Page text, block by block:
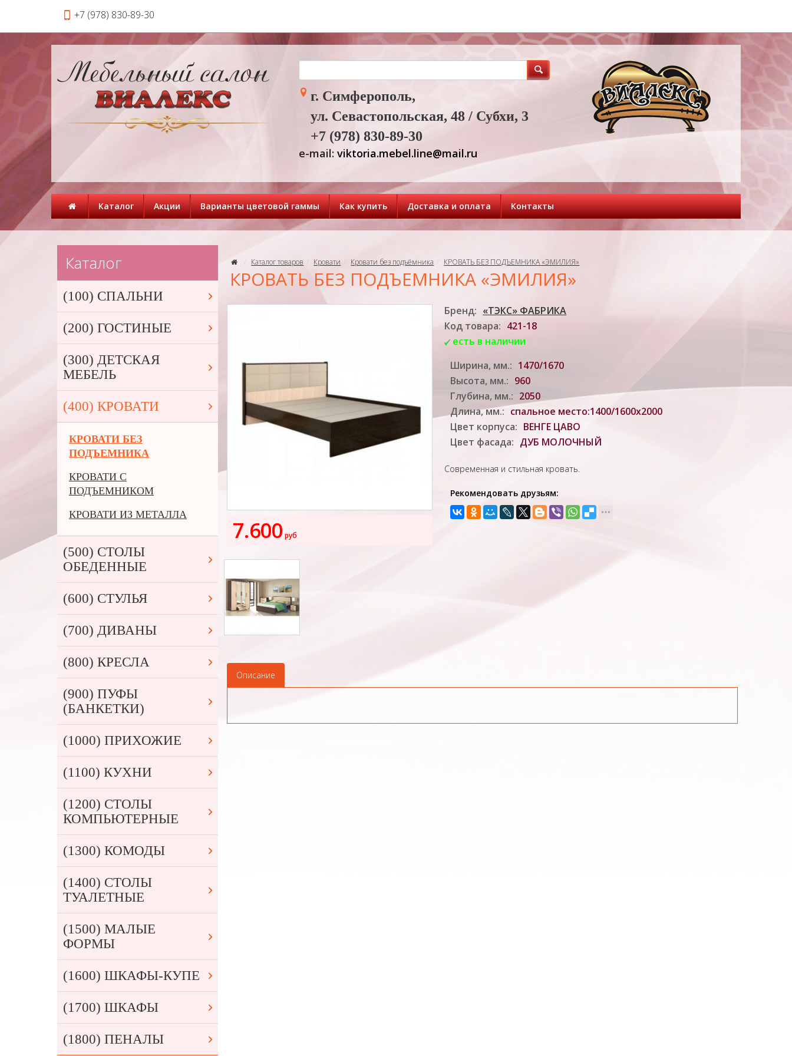
+7 (978) 830-89-30
г. Симферополь,
ул. Севастопольская, 48 / Субхи, 3
+7 (978) 830-89-30
e-mail: viktoria.mebel.line@mail.ru
Каталог Акции Варианты цветовой гаммы Как купить Доставка и оплата Контакты
Каталог товаров Кровати Кровати без подъёмника КРОВАТЬ БЕЗ ПОДЪЕМНИКА «ЭМИЛИЯ»
КРОВАТЬ БЕЗ ПОДЪЕМНИКА «ЭМИЛИЯ»
7.600 руб
Бренд: «ТЭКС» ФАБРИКА
Код товара: 421-18
есть в наличии
Ширина, мм.: 1470/1670
Высота, мм.: 960
Глубина, мм.: 2050
Длина, мм.: спальное место:1400/1600х2000
Цвет корпуса: ВЕНГЕ ЦАВО
Цвет фасада: ДУБ МОЛОЧНЫЙ
Современная и стильная кровать.
Рекомендовать друзьям:
Описание
Каталог
(100) СПАЛЬНИ
(200) ГОСТИНЫЕ
(300) ДЕТСКАЯ
МЕБЕЛЬ
(400) КРОВАТИ
КРОВАТИ БЕЗ
ПОДЪЕМНИКА
КРОВАТИ С
ПОДЪЕМНИКОМ
КРОВАТИ ИЗ МЕТАЛЛА
(500) СТОЛЫ
ОБЕДЕННЫЕ
(600) СТУЛЬЯ
(700) ДИВАНЫ
(800) КРЕСЛА
(900) ПУФЫ
(БАНКЕТКИ)
(1000) ПРИХОЖИЕ
(1100) КУХНИ
(1200) СТОЛЫ
КОМПЬЮТЕРНЫЕ
(1300) КОМОДЫ
(1400) СТОЛЫ
ТУАЛЕТНЫЕ
(1500) МАЛЫЕ
ФОРМЫ
(1600) ШКАФЫ-КУПЕ
(1700) ШКАФЫ
(1800) ПЕНАЛЫ